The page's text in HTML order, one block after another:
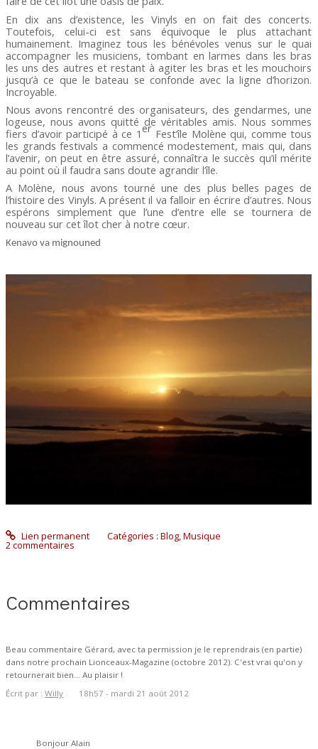
En dix ans d’existence, les Vinyls en on fait des concerts.
Toutefois, celui-ci est sans équivoque le plus attachant
humainement. Imaginez tous les bénévoles venus sur le quai
accompagner les musiciens, tombant en larmes dans les bras
les uns des autres et restant à agiter les bras et les mouchoirs
jusqu’à ce que le bateau se confonde avec la ligne d’horizon.
Incroyable.
Nous avons rencontré des organisateurs, des gendarmes, une
logeuse, nous avons quitté de véritables amis. Nous sommes
fiers d’avoir participé à ce 1er Fest’île Molène qui, comme tous
les grands festivals a commencé modestement, mais qui, dans
l’avenir, on peut en être assuré, connaîtra le succès qu’il mérite
au point où il faudra sans doute agrandir l’île.
A Molène, nous avons tourné une des plus belles pages de
l’histoire des Vinyls. A présent il va falloir en écrire d’autres. Nous
espérons simplement que l’une d’entre elle se tournera de
nouveau sur cet îlot cher à notre cœur.
Kenavo va mignouned
Lien permanent Catégories : Blog,Musique
2commentaires
Commentaires
Beau commentaire Gérard, avec ta permission je le reprendrais (en partie)
dans notre prochain Lionceaux-Magazine (octobre 2012). C'est vrai qu'on y
retournerait bien... Au plaisir !
Écrit par :Willy 18h57 - mardi 21 août 2012
Bonjour Alain